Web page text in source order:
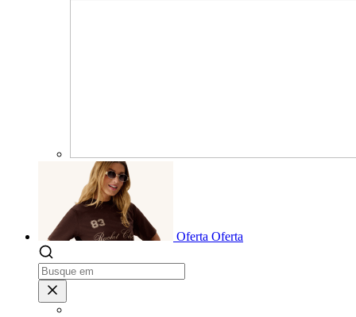
Oferta Oferta